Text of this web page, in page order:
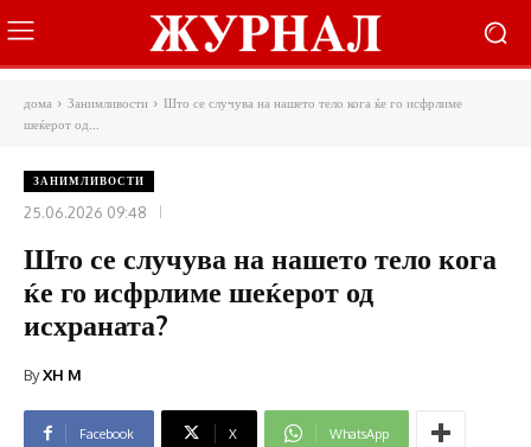
дома Занимливости
Што се случува на нашето тело кога ќе го исфрлиме
шеќерот од...
ЗАНИМЛИВОСТИ
25.06.2026 09:48
Што се случува на нашето тело кога
ќе го исфрлиме шеќерот од
исхраната?
ByXH M
Facebook X WhatsApp